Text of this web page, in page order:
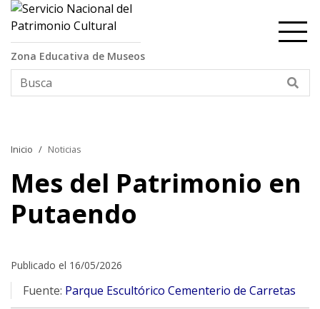
Contenido principal
Zona Educativa de Museos
Inicio Noticias
Mes del Patrimonio en
Putaendo
Publicado el 16/05/2026
Fuente: Parque Escultórico Cementerio de Carretas